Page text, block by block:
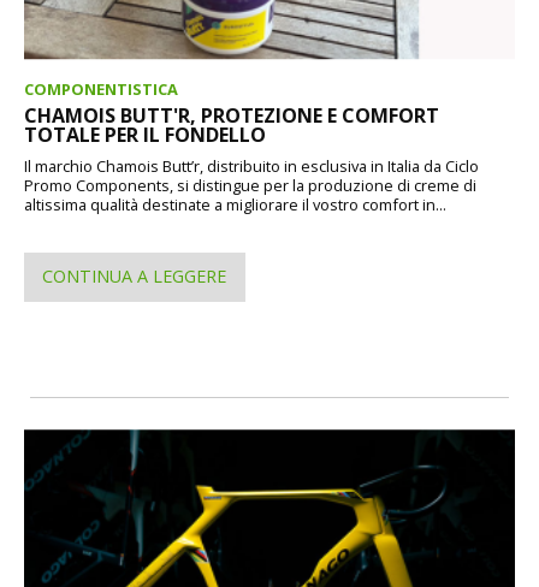
COMPONENTISTICA
CHAMOIS BUTT'R, PROTEZIONE E COMFORT
TOTALE PER IL FONDELLO
Il marchio Chamois Butt’r, distribuito in esclusiva in Italia da Ciclo
Promo Components, si distingue per la produzione di creme di
altissima qualità destinate a migliorare il vostro comfort in...
CONTINUA A LEGGERE